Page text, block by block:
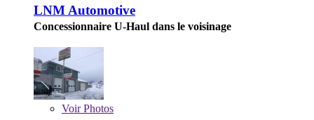
LNM Automotive
Concessionnaire U-Haul dans le voisinage
VoirPhotos